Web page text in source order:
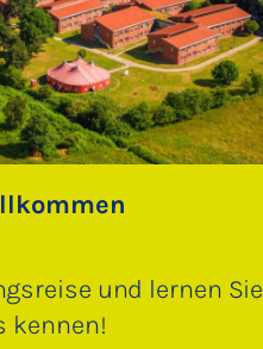
und lernen Sie
kennen!